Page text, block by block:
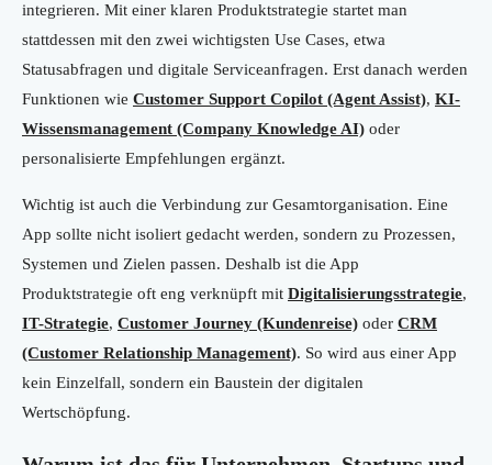
integrieren. Mit einer klaren Produktstrategie startet man
stattdessen mit den zwei wichtigsten Use Cases, etwa
Statusabfragen und digitale Serviceanfragen. Erst danach werden
Funktionen wie Customer Support Copilot (Agent Assist), KI-
Wissensmanagement (Company Knowledge AI) oder
personalisierte Empfehlungen ergänzt.
Wichtig ist auch die Verbindung zur Gesamtorganisation. Eine
App sollte nicht isoliert gedacht werden, sondern zu Prozessen,
Systemen und Zielen passen. Deshalb ist die App
Produktstrategie oft eng verknüpft mit Digitalisierungsstrategie,
IT-Strategie, Customer Journey (Kundenreise) oder CRM
(Customer Relationship Management). So wird aus einer App
kein Einzelfall, sondern ein Baustein der digitalen
Wertschöpfung.